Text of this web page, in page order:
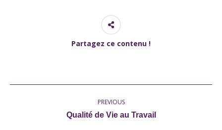
Partagez ce contenu !
PREVIOUS
Previous
Qualité de Vie au Travail